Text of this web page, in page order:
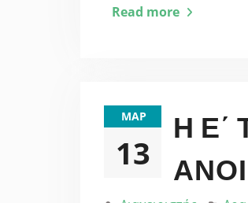
Read more
ΜΑΡ
13
Η Ε΄